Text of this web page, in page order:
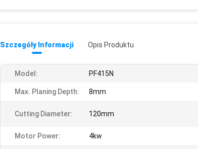
Szczegóły Informacji Opis Produktu
Model: PF415N
Max. Planing Depth: 8mm
Cutting Diameter: 120mm
Motor Power: 4kw